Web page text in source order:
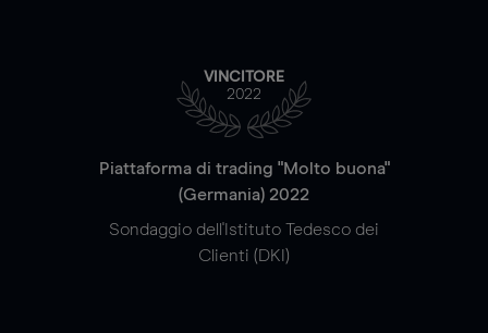
VINCITORE
2022
Piattaforma di trading "Molto buona"
(Germania) 2022
Sondaggio dell'Istituto Tedesco dei
Clienti (DKI)